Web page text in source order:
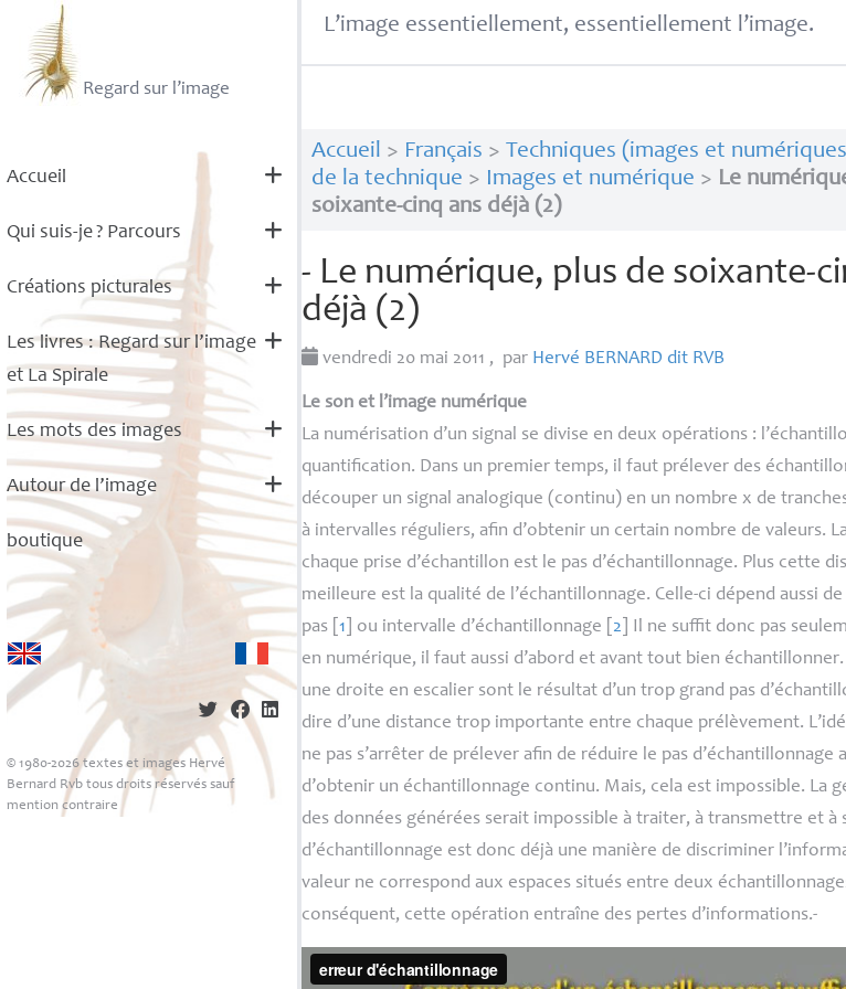
Regard sur l’image
Accueil
Qui suis-je? Parcours
Créations picturales
Les livres : Regard sur l’image
et La Spirale
Les mots des images
Autour de l’image
boutique
© 1980-2026 textes et images Hervé
Bernard Rvb tous droits réservés sauf
mention contraire
L’image essentiellement, essentiellement l’image.
Accueil > Français > Techniques (images et
de la technique > Images et numérique > Le
soixante-cinq ans déjà (2)
- Le numérique, plus de soixante-
déjà (2)
vendredi 20 mai 2011 , par Hervé BERNARD dit RVB
Le son et l’image numérique
La numérisation d’un signal se divise en deux opérations :
quantification. Dans un premier temps, il faut prélever des
découper un signal analogique (continu) en un nombre x de
à intervalles réguliers, afin d’obtenir un certain nombre de valeurs.
chaque prise d’échantillon est le pas d’échantillonnage. Plus cette
meilleure est la qualité de l’échantillonnage. Celle-ci dépend aussi
pas [1 ou intervalle d’échantillonnage 2
Il ne suffit donc pas
en numérique, il faut aussi d’abord et avant tout bien
une droite en escalier sont le résultat d’un trop grand pas
dire d’une distance trop importante entre chaque prélèvement.
ne pas s’arrêter de prélever afin de réduire le pas d’échantillonnage
d’obtenir un échantillonnage continu. Mais, cela est impossible. La
des données générées serait impossible à traiter, à transmettre et à
d’échantillonnage est donc déjà une manière de discriminer
valeur ne correspond aux espaces situés entre deux
conséquent, cette opération entraîne des pertes d’informations.-